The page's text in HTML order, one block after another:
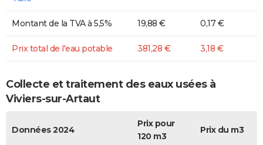
Montant de la TVA à 5,5% 19,88 € 0,17 €
Prix total de l'eau potable 381,28 € 3,18 €
Collecte et traitement des eaux usées à
Viviers-sur-Artaut
Données 2024
Prix pour
120 m3
Prix du m3